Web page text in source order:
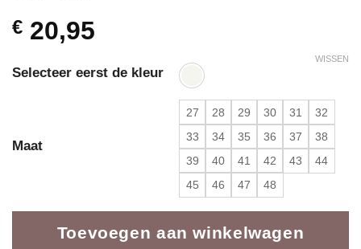
€ 20,95
Selecteer eerst de kleur
Maat
27 28 29 30 31
32
33
34 35 36 37
38
39
40 41 42 43
44
45
46 47 48
WISSEN
Toevoegen aan winkelwagen